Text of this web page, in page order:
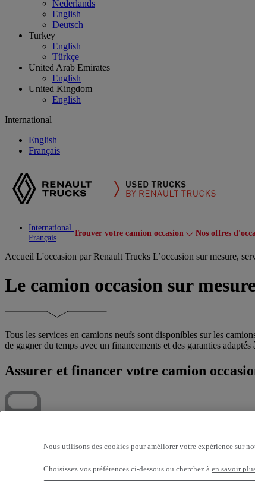
Nederlands
English
Deutsch
Turkey
English
Türkçe
United Arab Emirates
English
United Kingdom
English
International
English
Français
International
Français
Trouver votre camion occasion Toggle submenu
Nos offres
Accueil L'occasion par Renault Trucks L’occasion sur mesure,
Le camion occasion sur
Tous les services en camions neufs sont disponibles sur les
de gagner du temps avec un financements et des garanties
Assurer et financer votre camion
Renault Trucks Financial Services propose des solutions de
secteur d’activité et toutes ses spécificités, nous avons donc
trésorerie sont préservées. Découvrez dès à présent nos offres
Nous utilisons des cookies pour améliorer votre expérience sur
Choisissez vos préférences ci-dessous ou cherchez à en savoir